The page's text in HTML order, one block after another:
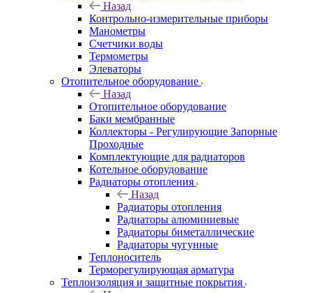
Назад
Контрольно-измерительные приборы
Манометры
Счетчики воды
Термометры
Элеваторы
Отопительное оборудование
Назад
Отопительное оборудование
Баки мембранные
Коллекторы - Регулирующие Запорные
Проходные
Комплектующие для радиаторов
Котельное оборудование
Радиаторы отопления
Назад
Радиаторы отопления
Радиаторы алюминиевые
Радиаторы биметаллические
Радиаторы чугунные
Теплоноситель
Терморегулирующая арматура
Теплоизоляция и защитные покрытия